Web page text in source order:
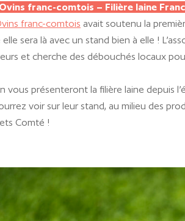
franc-comtois – Filière laine
franc-comtois avait soutenu la
sera là avec un stand bien à elle !
et cherche des débouchés locaux
vous présenteront la filière laine depuis
voir sur leur stand, au milieu des
Comté !